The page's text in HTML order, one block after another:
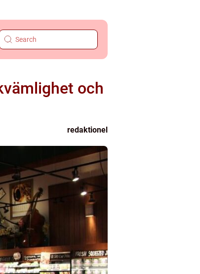
och
redaktionel